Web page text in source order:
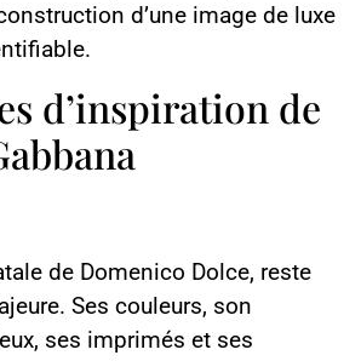
d’une image de luxe
d’inspiration de
de Domenico Dolce, reste
Ses couleurs, son
ses imprimés et ses